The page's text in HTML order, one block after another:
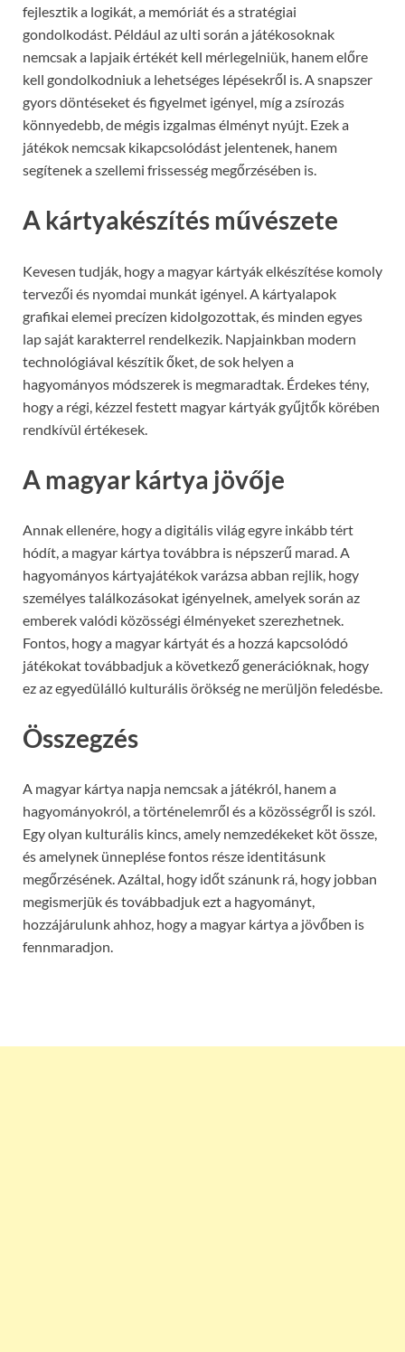
fejlesztik a logikát, a memóriát és a stratégiai
gondolkodást. Például az ulti során a játékosoknak
nemcsak a lapjaik értékét kell mérlegelniük, hanem előre
kell gondolkodniuk a lehetséges lépésekről is. A snapszer
gyors döntéseket és figyelmet igényel, míg a zsírozás
könnyedebb, de mégis izgalmas élményt nyújt. Ezek a
játékok nemcsak kikapcsolódást jelentenek, hanem
segítenek a szellemi frissesség megőrzésében is.
A kártyakészítés művészete
Kevesen tudják, hogy a magyar kártyák elkészítése komoly
tervezői és nyomdai munkát igényel. A kártyalapok
grafikai elemei precízen kidolgozottak, és minden egyes
lap saját karakterrel rendelkezik. Napjainkban modern
technológiával készítik őket, de sok helyen a
hagyományos módszerek is megmaradtak. Érdekes tény,
hogy a régi, kézzel festett magyar kártyák gyűjtők körében
rendkívül értékesek.
A magyar kártya jövője
Annak ellenére, hogy a digitális világ egyre inkább tért
hódít, a magyar kártya továbbra is népszerű marad. A
hagyományos kártyajátékok varázsa abban rejlik, hogy
személyes találkozásokat igényelnek, amelyek során az
emberek valódi közösségi élményeket szerezhetnek.
Fontos, hogy a magyar kártyát és a hozzá kapcsolódó
játékokat továbbadjuk a következő generációknak, hogy
ez az egyedülálló kulturális örökség ne merüljön feledésbe.
Összegzés
A magyar kártya napja nemcsak a játékról, hanem a
hagyományokról, a történelemről és a közösségről is szól.
Egy olyan kulturális kincs, amely nemzedékeket köt össze,
és amelynek ünneplése fontos része identitásunk
megőrzésének. Azáltal, hogy időt szánunk rá, hogy jobban
megismerjük és továbbadjuk ezt a hagyományt,
hozzájárulunk ahhoz, hogy a magyar kártya a jövőben is
fennmaradjon.